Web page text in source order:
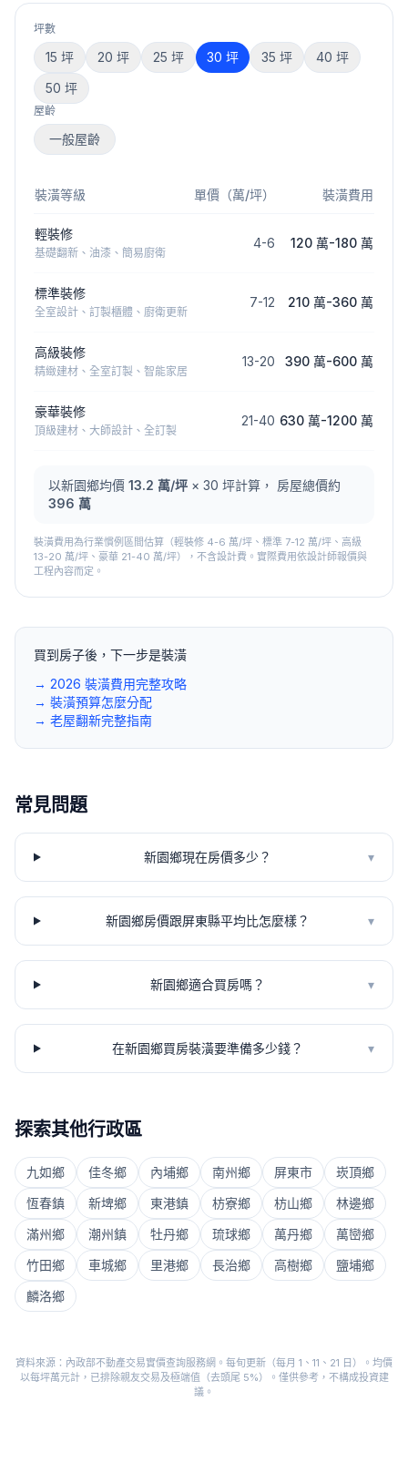
坪數
15 坪 20 坪 25 坪 30 坪 35 坪 40 坪
50 坪
屋齡
一般屋齡
裝潢等級 單價（萬/坪） 裝潢費用
輕裝修
基礎翻新、油漆、簡易廚衛
4-6 120 萬-180 萬
標準裝修
全室設計、訂製櫃體、廚衛更新
7-12 210 萬-360 萬
高級裝修
精緻建材、全室訂製、智能家居
13-20 390 萬-600 萬
豪華裝修
頂級建材、大師設計、全訂製
21-40 630 萬-1200 萬
以新園鄉均價 13.2 萬/坪 × 30 坪計算， 房屋總價約
396 萬
裝潢費用為行業慣例區間估算（輕裝修 4-6 萬/坪、標準 7-12 萬/坪、高級
13-20 萬/坪、豪華 21-40 萬/坪），不含設計費。實際費用依設計師報價與
工程內容而定。
買到房子後，下一步是裝潢
→ 2026 裝潢費用完整攻略
→ 裝潢預算怎麼分配
→ 老屋翻新完整指南
常見問題
新園鄉現在房價多少？ ▾
新園鄉房價跟屏東縣平均比怎麼樣？ ▾
新園鄉適合買房嗎？ ▾
在新園鄉買房裝潢要準備多少錢？ ▾
探索其他行政區
九如鄉 佳冬鄉 內埔鄉 南州鄉 屏東市
崁頂鄉
恆春鎮
新埤鄉 東港鎮 枋寮鄉 枋山鄉
林邊鄉
滿州鄉
潮州鎮 牡丹鄉 琉球鄉 萬丹鄉
萬巒鄉
竹田鄉
車城鄉 里港鄉 長治鄉 高樹鄉
鹽埔鄉
麟洛鄉
資料來源：內政部不動產交易實價查詢服務網。每旬更新（每月 1、11、21 日）。均價
以每坪萬元計，已排除親友交易及極端值（去頭尾 5%）。僅供參考，不構成投資建
議。